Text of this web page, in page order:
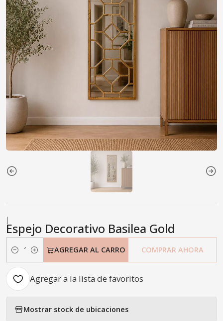
|
Espejo Decorativo Basilea Gold
Cantidad
AGREGAR AL CARRO COMPRAR AHORA
Agregar a la lista de favoritos
Mostrar stock de ubicaciones